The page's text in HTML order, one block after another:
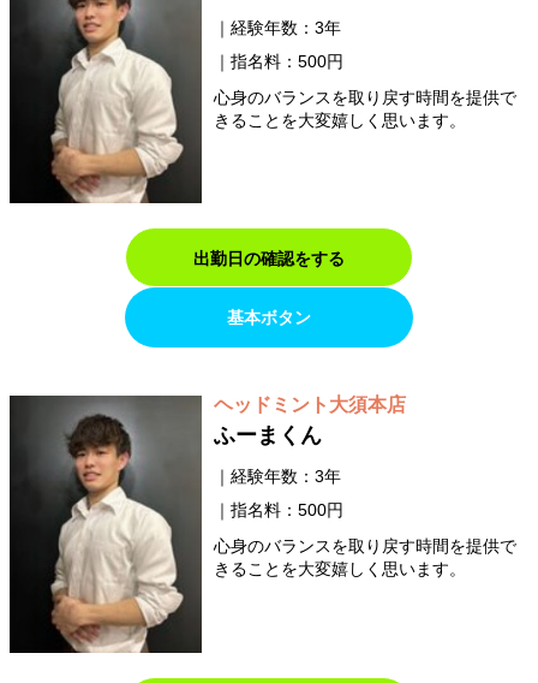
経験年数：3年
指名料：500円
心身のバランスを取り戻す時間を提供で
きることを大変嬉しく思います。
出勤日の確認をする
基本ボタン
ヘッドミント大須本店
ふーまくん
経験年数：3年
指名料：500円
心身のバランスを取り戻す時間を提供で
きることを大変嬉しく思います。